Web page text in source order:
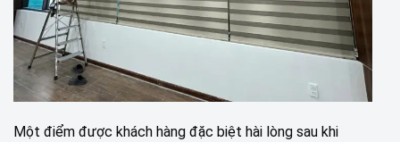
Một điểm được khách hàng đặc biệt hài lòng sau khi